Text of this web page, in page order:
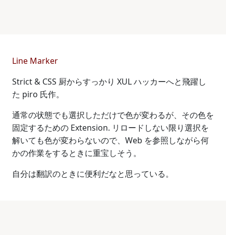
Line Marker
Strict & CSS 厨からすっかり XUL ハッカーへと飛躍し
た piro 氏作。
通常の状態でも選択しただけで色が変わるが、その色を
固定するための Extension. リロードしない限り選択を
解いても色が変わらないので、Web を参照しながら何
かの作業をするときに重宝しそう。
自分は翻訳のときに便利だなと思っている。